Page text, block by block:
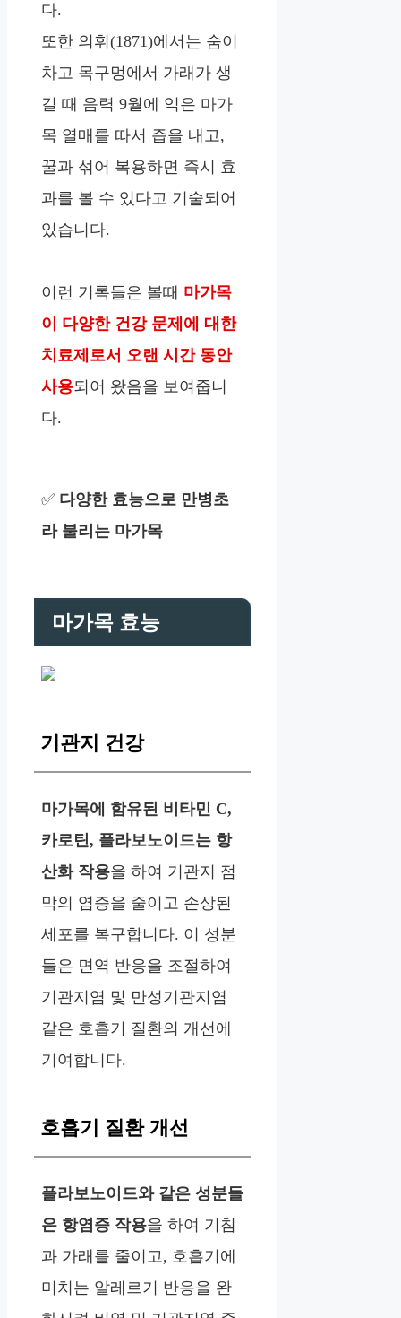
다.
또한 의휘(1871)에서는 숨이
차고 목구멍에서 가래가 생
길 때 음력 9월에 익은 마가
목 열매를 따서 즙을 내고,
꿀과 섞어 복용하면 즉시 효
과를 볼 수 있다고 기술되어
있습니다.
이런 기록들은 볼때 마가목
이 다양한 건강 문제에 대한
치료제로서 오랜 시간 동안
사용되어 왔음을 보여줍니
다.
✅ 다양한 효능으로 만병초
라 불리는 마가목
마가목 효능
기관지 건강
마가목에 함유된 비타민 C,
카로틴, 플라보노이드는 항
산화 작용을 하여 기관지 점
막의 염증을 줄이고 손상된
세포를 복구합니다. 이 성분
들은 면역 반응을 조절하여
기관지염 및 만성기관지염
같은 호흡기 질환의 개선에
기여합니다.
호흡기 질환 개선
플라보노이드와 같은 성분들
은 항염증 작용을 하여 기침
과 가래를 줄이고, 호흡기에
미치는 알레르기 반응을 완